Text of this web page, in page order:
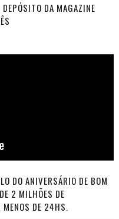
DA MAGAZINE
DO ANIVERSÁRIO DE BOM
2 MILHÕES DE
MENOS DE 24HS.